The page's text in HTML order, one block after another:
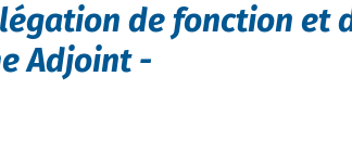
de fonction et
Adjoint -